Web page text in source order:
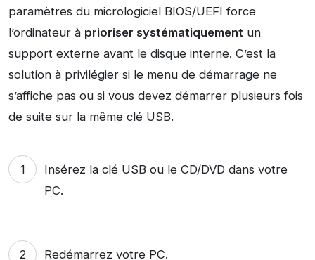
paramètres du micrologiciel BIOS/UEFI force
l’ordinateur à prioriser systématiquement un
support externe avant le disque interne. C’est la
solution à privilégier si le menu de démarrage ne
s’affiche pas ou si vous devez démarrer plusieurs fois
de suite sur la même clé USB.
Insérez la clé USB ou le CD/DVD dans votre
PC.
Redémarrez votre PC.